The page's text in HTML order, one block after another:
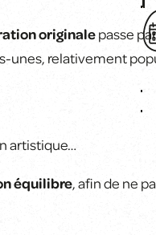
originalepasse
unes, relativement
artistique…
équilibre, afin de ne